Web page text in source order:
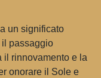
un significato
passaggio
rinnovamento e la
onorare il Sole e